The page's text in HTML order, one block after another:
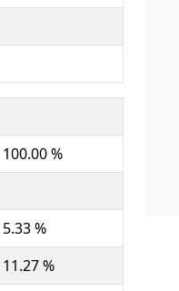
100.00 %
5.33 %
11.27 %